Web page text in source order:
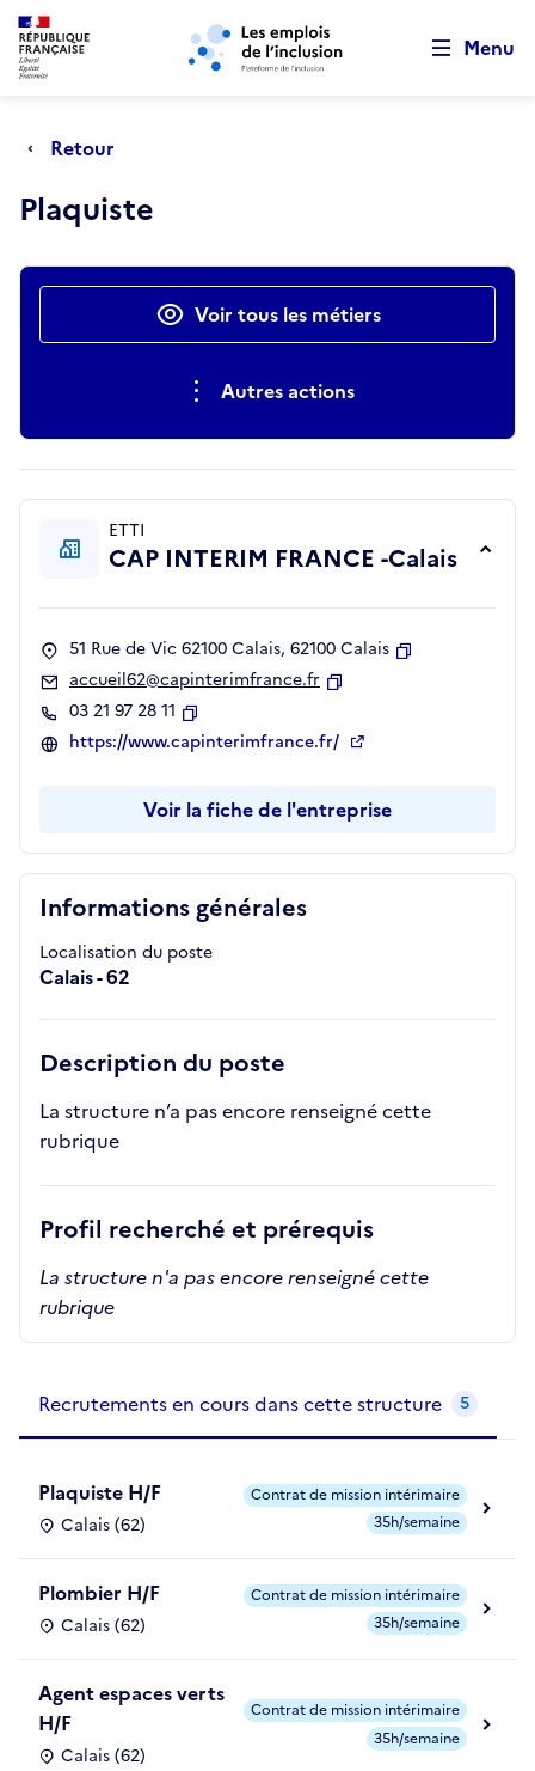
Aller au menu principal Aller au contenu principal
Menu
Retour
Plaquiste
Actions rapidesVoir tous les métiers
Autres actions
Informations générales
Localisation du poste
Calais - 62
Description du poste
La structure n’a pas encore renseigné cette
rubrique
Profil recherché et prérequis
La structure n'a pas encore renseigné cette
rubrique
ETTI
CAP INTERIM FRANCE -Calais
51 Rue de Vic 62100 Calais, 62100 Calais
accueil62@capinterimfrance.fr
03 21 97 28 11
Copier
https://www.capinterimfrance.fr/
Voir la fiche de l'entreprise
Recrutements en cours dans cette structure 5
Plaquiste H/F
Calais (62)
Contrat de mission intérimaire
35h/semaine
Plombier H/F
Calais (62)
Contrat de mission intérimaire
35h/semaine
Agent espaces verts
H/F
Calais (62)
Contrat de mission intérimaire
35h/semaine
Retour au début de la page
Panneau de gestion des cookies